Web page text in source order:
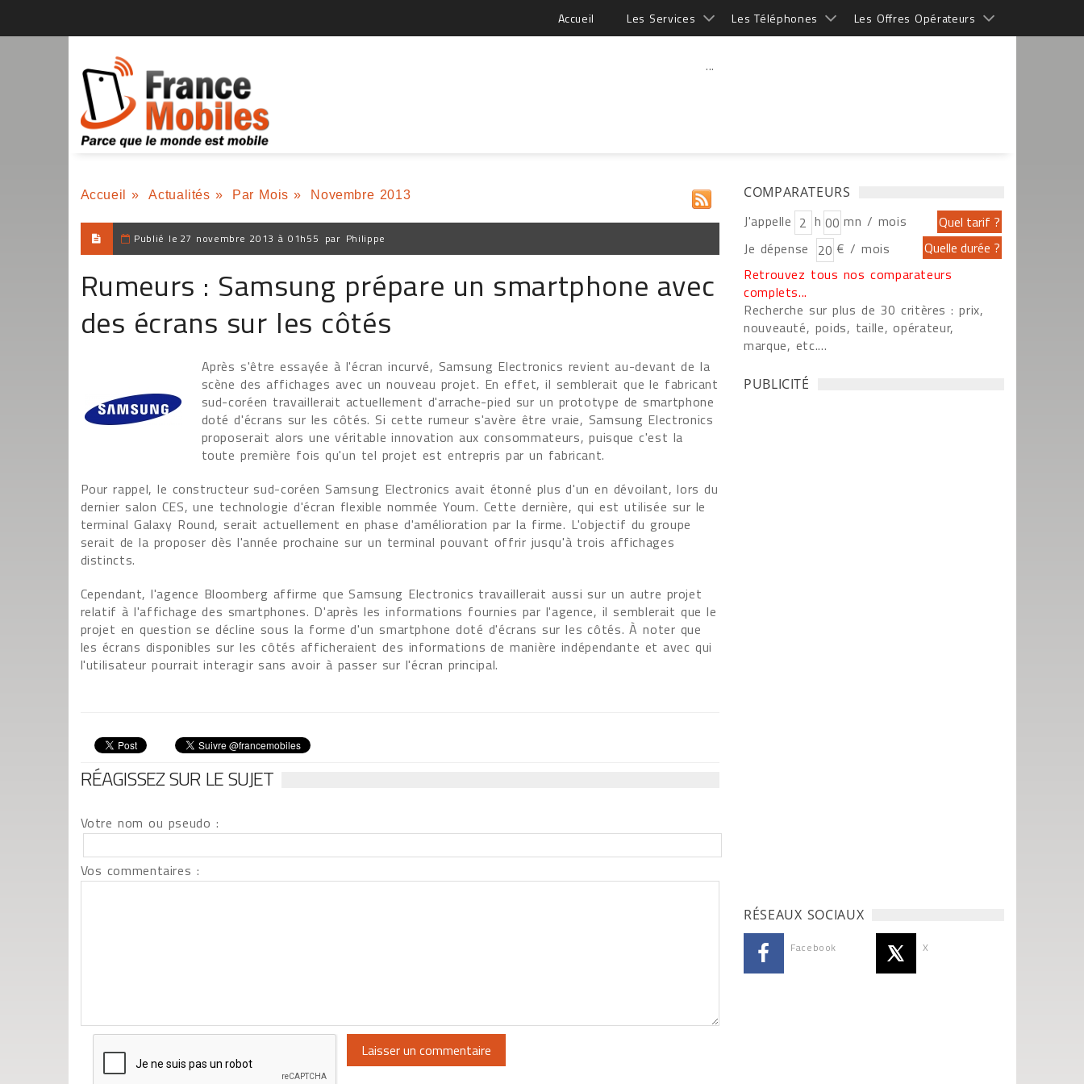
Accueil Les Services Les Téléphones Les Offres Opérateurs
...
Accueil » Actualités » Par Mois » Novembre 2013
Publié le 27 novembre 2013 à 01h55 par Philippe
Rumeurs : Samsung prépare un smartphone avec
des écrans sur les côtés
Après s'être essayée à l'écran incurvé, Samsung Electronics revient au-devant de la
scène des affichages avec un nouveau projet. En effet, il semblerait que le fabricant
sud-coréen travaillerait actuellement d'arrache-pied sur un prototype de smartphone
doté d'écrans sur les côtés. Si cette rumeur s'avère être vraie, Samsung Electronics
proposerait alors une véritable innovation aux consommateurs, puisque c'est la
toute première fois qu'un tel projet est entrepris par un fabricant.
Pour rappel, le constructeur sud-coréen Samsung Electronics avait étonné plus d'un en dévoilant, lors du
dernier salon CES, une technologie d'écran flexible nommée Youm. Cette dernière, qui est utilisée sur le
terminal Galaxy Round, serait actuellement en phase d'amélioration par la firme. L'objectif du groupe
serait de la proposer dès l'année prochaine sur un terminal pouvant offrir jusqu'à trois affichages
distincts.
Cependant, l'agence Bloomberg affirme que Samsung Electronics travaillerait aussi sur un autre projet
relatif à l'affichage des smartphones. D'après les informations fournies par l'agence, il semblerait que le
projet en question se décline sous la forme d'un smartphone doté d'écrans sur les côtés. À noter que
les écrans disponibles sur les côtés afficheraient des informations de manière indépendante et avec qui
l'utilisateur pourrait interagir sans avoir à passer sur l'écran principal.
RÉAGISSEZ SUR LE SUJET
Votre nom ou pseudo :
Vos commentaires :
COMPARATEURS
J'appelle h
mn / mois
Je dépense
€ / mois
Retrouvez tous nos comparateurs
complets...
Recherche sur plus de 30 critères : prix,
nouveauté, poids, taille, opérateur,
marque, etc....
PUBLICITÉ
RÉSEAUX SOCIAUX
Facebook X